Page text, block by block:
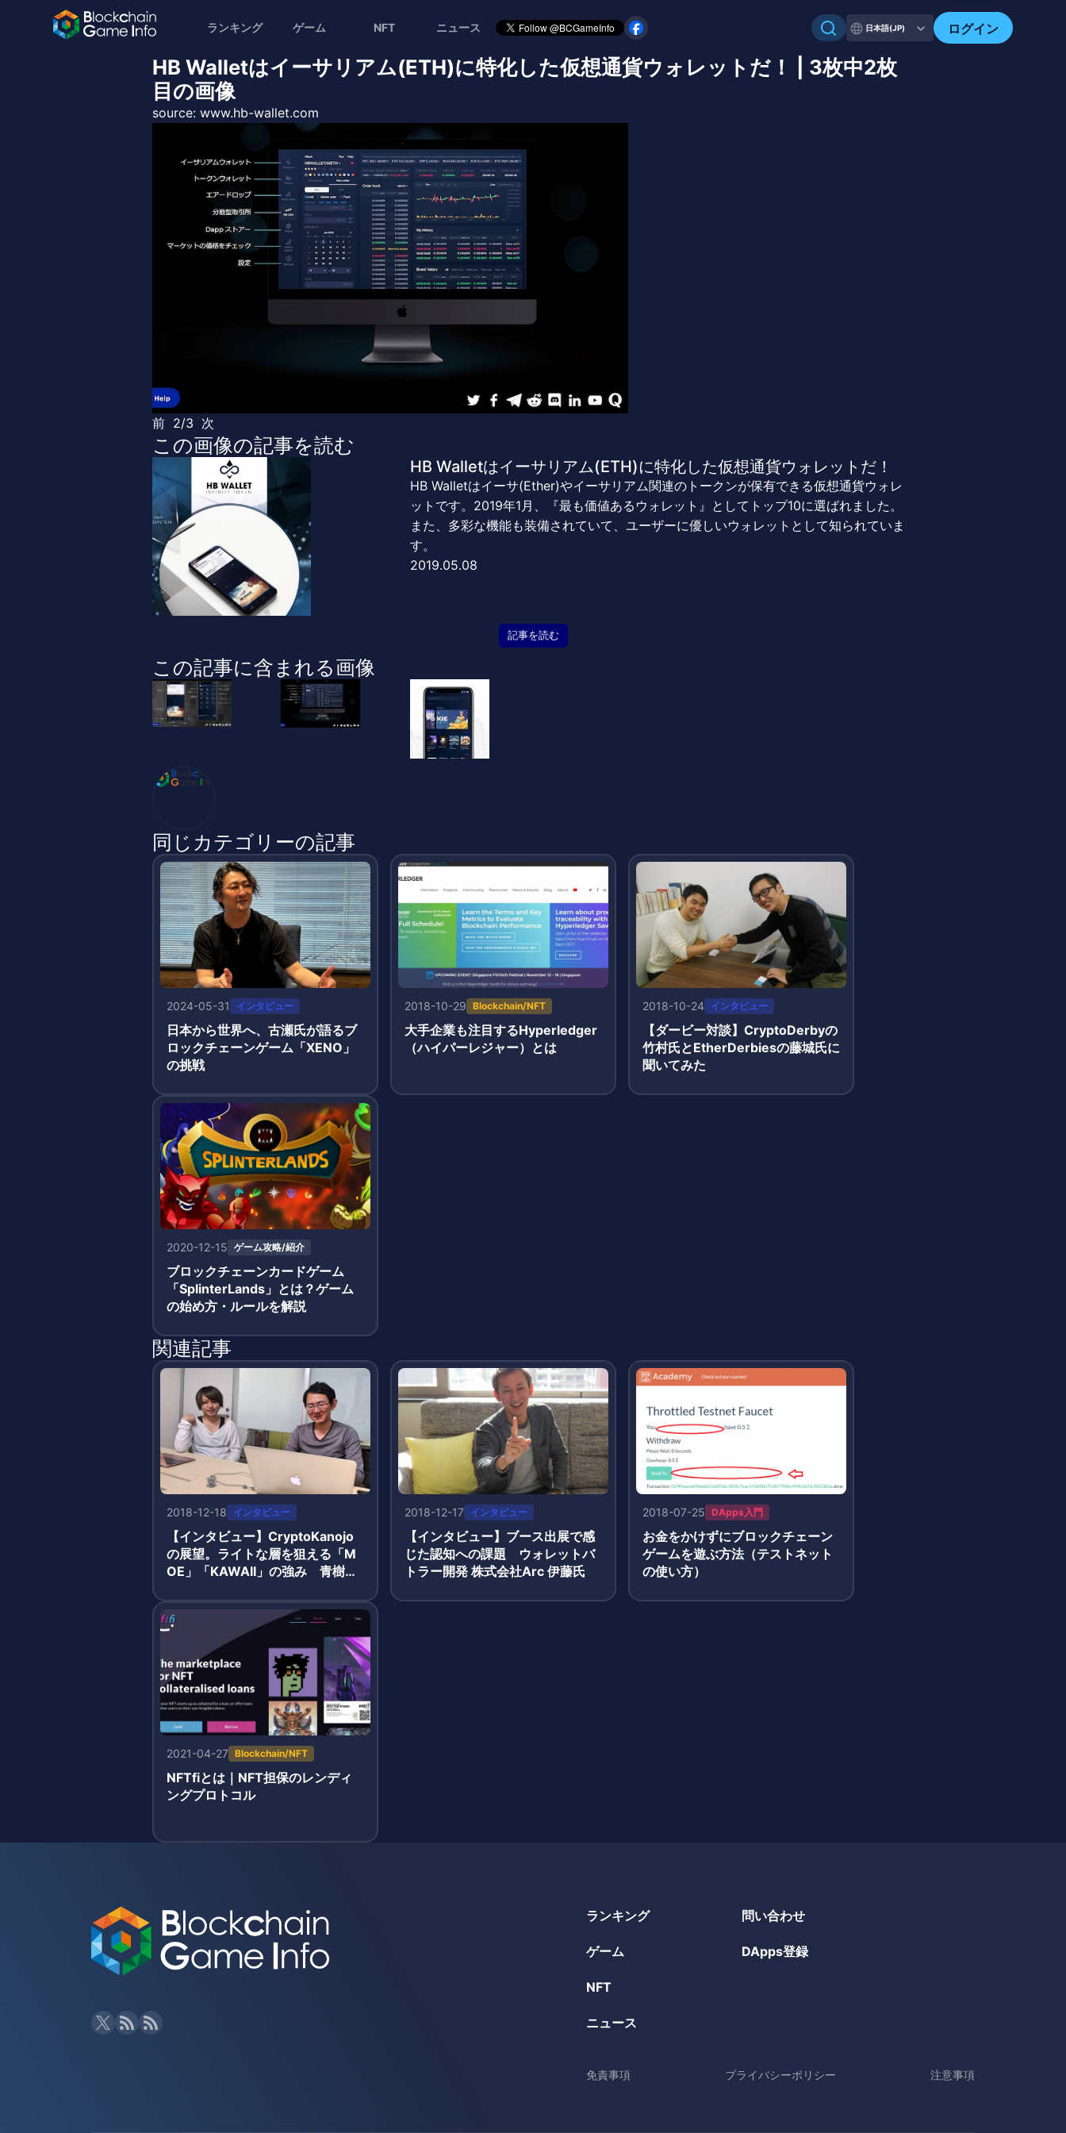
ランキング ゲーム NFT ニュース 日本語(JP) ログイン
HB Walletはイーサリアム(ETH)に特化した仮想通貨ウォレットだ！ | 3枚中2枚
目の画像
source: www.hb-wallet.com
前 2/3 次
この画像の記事を読む
HB Walletはイーサリアム(ETH)に特化した仮想通貨ウォレットだ！
HB Walletはイーサ(Ether)やイーサリアム関連のトークンが保有できる仮想通貨ウォレ
ットです。2019年1月、『最も価値あるウォレット』としてトップ10に選ばれました。
また、多彩な機能も装備されていて、ユーザーに優しいウォレットとして知られていま
す。
2019.05.08
記事を読む
この記事に含まれる画像
同じカテゴリーの記事
2024-05-31 インタビュー
日本から世界へ、古瀬氏が語るブ
ロックチェーンゲーム「XENO」
の挑戦
2018-10-29 Blockchain/NFT
大手企業も注目するHyperledger
（ハイパーレジャー）とは
2018-10-24 インタビュー
【ダービー対談】CryptoDerbyの
竹村氏とEtherDerbiesの藤城氏に
聞いてみた
2020-12-15 ゲーム攻略/紹介
ブロックチェーンカードゲーム
「SplinterLands」とは？ゲーム
の始め方・ルールを解説
関連記事
2018-12-18 インタビュー
【インタビュー】CryptoKanojo
の展望。ライトな層を狙える「M
OE」「KAWAII」の強み 青樹
2018-12-17 インタビュー
【インタビュー】ブース出展で感
じた認知への課題 ウォレットバ
トラー開発 株式会社Arc 伊藤氏
2018-07-25 DApps入門
お金をかけずにブロックチェーン
ゲームを遊ぶ方法（テストネット
の使い方）
2021-04-27 Blockchain/NFT
NFTfiとは｜NFT担保のレンディ
ングプロトコル
ランキング
ゲーム
NFT
ニュース
問い合わせ
DApps登録
免責事項 プライバシーポリシー 注意事項